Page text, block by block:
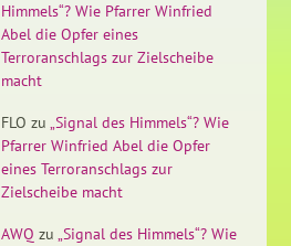
Himmels“? Wie Pfarrer Winfried
Abel die Opfer eines
Terroranschlags zur Zielscheibe
macht
FLO zu „Signal des Himmels“? Wie
Pfarrer Winfried Abel die Opfer
eines Terroranschlags zur
Zielscheibe macht
AWQ zu „Signal des Himmels“? Wie